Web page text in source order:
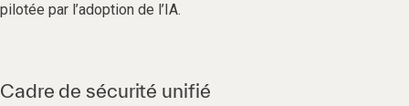
pilotée par l’adoption de l’IA.
Cadre de sécurité unifié